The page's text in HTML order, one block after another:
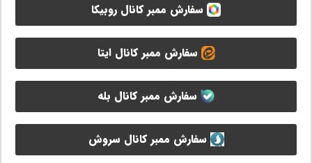
سفارش ممبر کانال روبیکا
سفارش ممبر کانال ایتا
سفارش ممبر کانال بله
سفارش ممبر کانال سروش